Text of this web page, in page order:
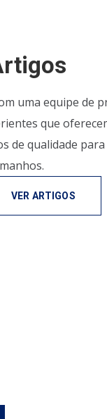
uma equipe de
que
de qualidade
VER ARTIGOS